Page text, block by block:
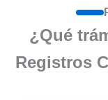
¿Qué
Registros